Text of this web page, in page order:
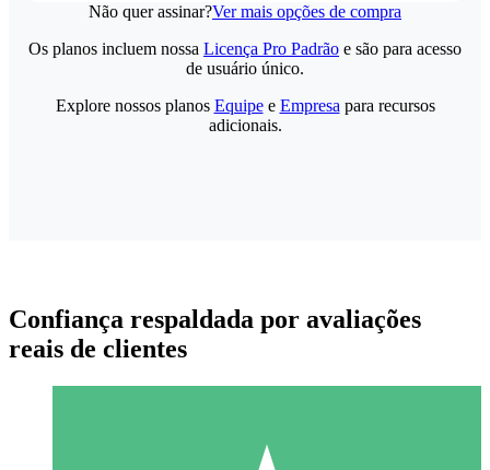
Não quer assinar?Ver mais opções de compra
Os planos incluem nossa Licença Pro Padrão e são para acesso
de usuário único.
Explore nossos planos Equipee Empresa para recursos
adicionais.
Confiança respaldada por avaliações
reais de clientes